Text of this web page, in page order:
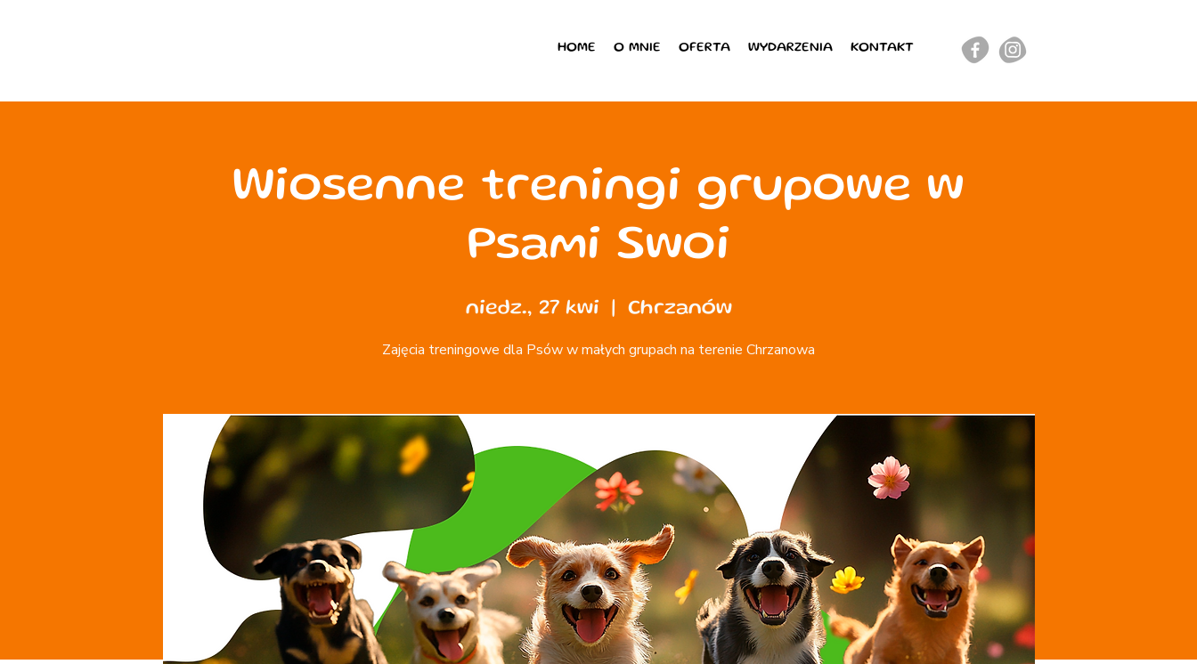
HOME O MNIE OFERTA WYDARZENIA KONTAKT
Wiosenne treningi grupowe w
Psami Swoi
niedz., 27 kwi
  |
Chrzanów
Zajęcia treningowe dla Psów w małych grupach na terenie Chrzanowa